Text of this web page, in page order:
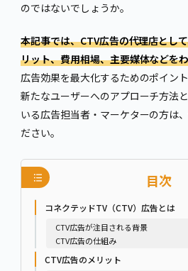
のではないでしょうか。
本記事では、CTV広告の代理店とし
リット、費用相場、主要媒体などを
広告効果を最大化するためのポイン
新たなユーザーへのアプローチ方法
いる広告担当者・マーケターの方は
ださい。
目次
コネクテッドTV（CTV）広告とは
CTV広告が注目される背景
CTV広告の仕組み
CTV広告のメリット